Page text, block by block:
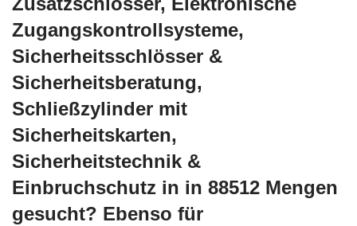
Zugangskontrollsysteme,
Sicherheitsschlösser &
Sicherheitsberatung,
Schließzylinder mit
Sicherheitskarten,
Sicherheitstechnik &
Einbruchschutz in in 88512 Mengen
gesucht? Ebenso für